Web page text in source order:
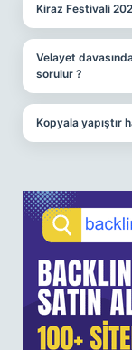
Kiraz Festivali
Velayet
sorulur ?
Kopyala yapıştır